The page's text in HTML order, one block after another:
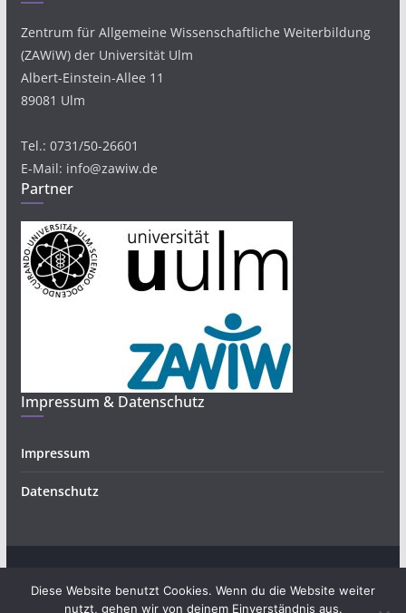
Zentrum für Allgemeine Wissenschaftliche Weiterbildung
(ZAWiW) der Universität Ulm
Albert-Einstein-Allee 11
89081 Ulm
Tel.: 0731/50-26601
E-Mail: info@zawiw.de
Partner
Impressum & Datenschutz
Impressum
Datenschutz
Alle Rechte vorbehalten.
Diese Website benutzt Cookies. Wenn du die Website weiter
nutzt, gehen wir von deinem Einverständnis aus.